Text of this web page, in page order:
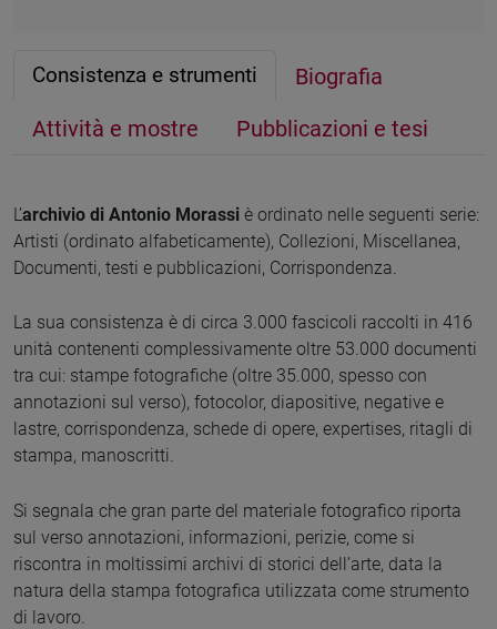
Consistenza e strumenti
Biografia
Attività e mostre
Pubblicazioni e tesi
L’archivio di Antonio Morassi è ordinato nelle seguenti serie:
Artisti (ordinato alfabeticamente), Collezioni, Miscellanea,
Documenti, testi e pubblicazioni, Corrispondenza.
La sua consistenza è di circa 3.000 fascicoli raccolti in 416
unità contenenti complessivamente oltre 53.000 documenti
tra cui: stampe fotografiche (oltre 35.000, spesso con
annotazioni sul verso), fotocolor, diapositive, negative e
lastre, corrispondenza, schede di opere, expertises, ritagli di
stampa, manoscritti.
Si segnala che gran parte del materiale fotografico riporta
sul verso annotazioni, informazioni, perizie, come si
riscontra in moltissimi archivi di storici dell’arte, data la
natura della stampa fotografica utilizzata come strumento
di lavoro.